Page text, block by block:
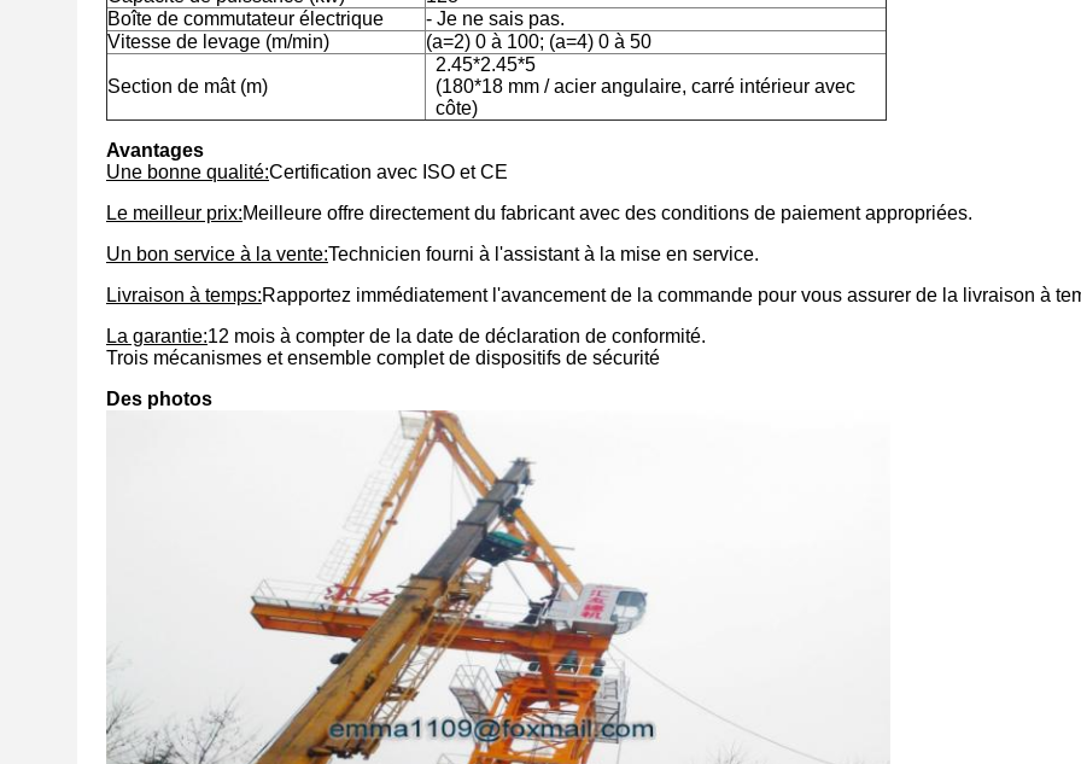
Boîte de commutateur électrique
- Je ne sais pas.
Vitesse de levage (m/min)
(a=2) 0 à 100; (a=4) 0 à 50
Section de mât (m)
2.45*2.45*5
(180*18 mm / acier angulaire, carré intérieur avec
côte)
Avantages
Une bonne qualité:Certification avec ISO et CE
Le meilleur prix:Meilleure offre directement du fabricant avec des conditions de paiement appropriées.
Un bon service à la vente:Technicien fourni à l'assistant à la mise en service.
Livraison à temps:Rapportez immédiatement l'avancement de la commande pour vous assurer de la livraison à
La garantie:12 mois à compter de la date de déclaration de conformité.
Trois mécanismes et ensemble complet de dispositifs de sécurité
Des photos